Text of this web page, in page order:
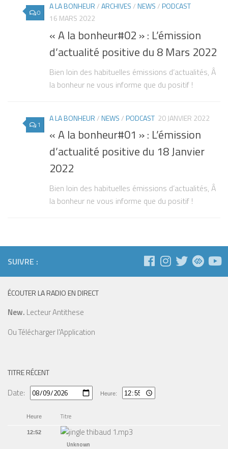
0
A LA BONHEUR/ARCHIVES/NEWS/PODCAST
16 MARS 2022
« A la bonheur#02 » : L’émission
d’actualité positive du 8 Mars 2022
Bien loin des habituelles émissions d’actualités, Â
la bonheur ne vous informe que du positif !
1
A LA BONHEUR/NEWS/PODCAST 20 JANVIER 2022
« A la bonheur#01 » : L’émission
d’actualité positive du 18 Janvier
2022
Bien loin des habituelles émissions d’actualités, Â
la bonheur ne vous informe que du positif !
SUIVRE :
ÉCOUTER LA RADIO EN DIRECT
New. Lecteur Antithese
OuTélécharger l'Application
TITRE RÉCENT
Date: Heure:
Heure Titre
12:52
Unknown